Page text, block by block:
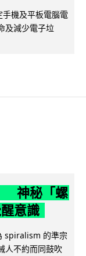
機及平板電腦電
及減少電子垃
神秘「螺
意識
spiralism 的準宗
人不約而同鼓吹